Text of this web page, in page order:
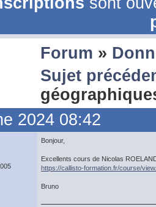
Forum »
Sujet
2024 08:42
Bonjour,
Excellents cours de Nicolas
https://callisto-formation.fr/course/
Bruno